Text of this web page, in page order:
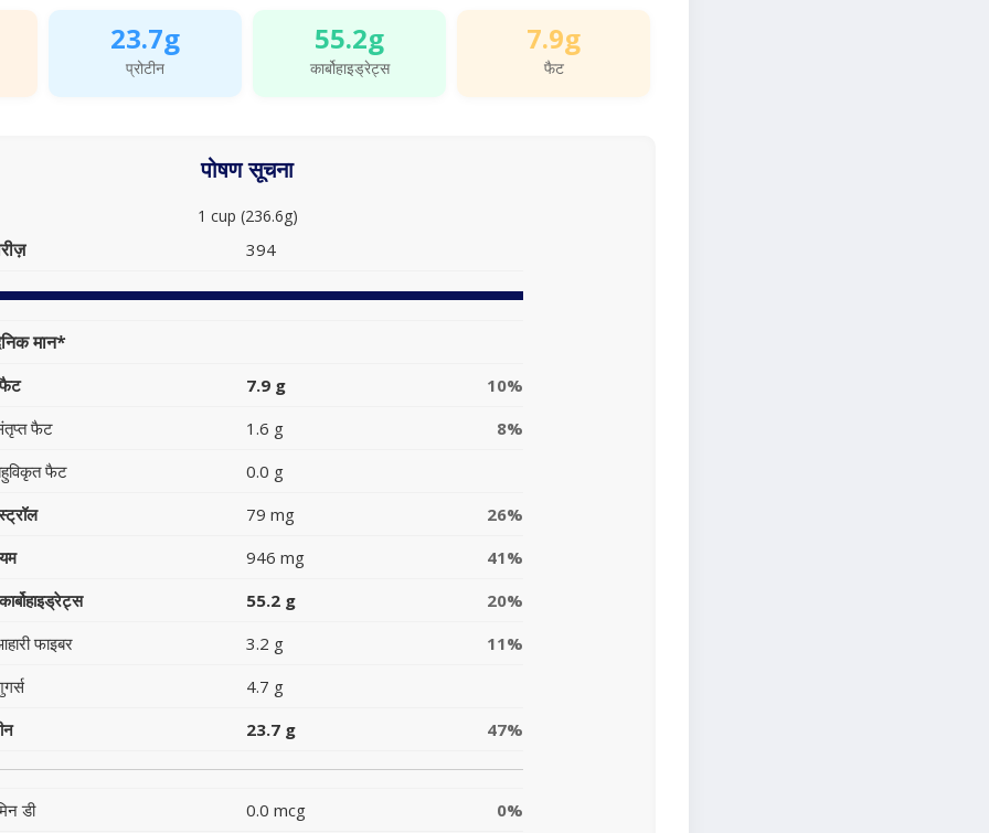
23.7g
प्रोटीन
55.2g
कार्बोहाइड्रेट्स
7.9g
फैट
पोषण सूचना
1 cup (236.6g)
394
मान*
7.9 g
10%
फैट
1.6 g
8%
फैट
0.0 g
79 mg
26%
946 mg
41%
55.2 g
20%
फाइबर
3.2 g
11%
4.7 g
23.7 g 47%
डी 0.0 mcg
0%